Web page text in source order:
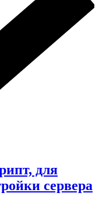
для
сервера